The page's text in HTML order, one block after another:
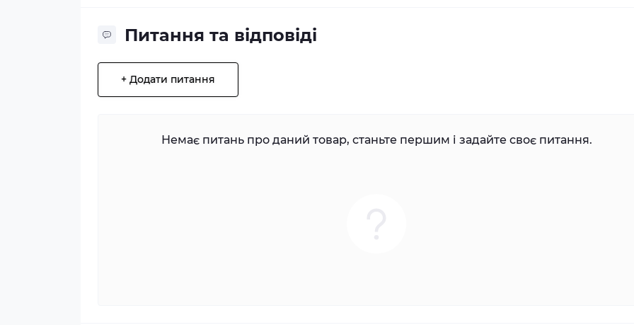
Питання та відповіді
+ Додати питання
Немає питань про даний товар, станьте першим і задайте своє питання.